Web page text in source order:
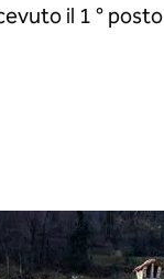
il 1 ° posto